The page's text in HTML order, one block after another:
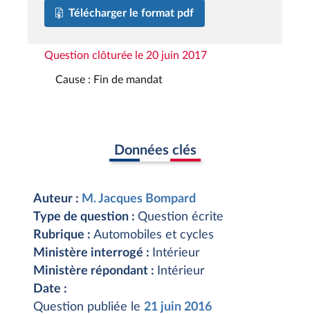
Télécharger le format pdf
Question clôturée le 20 juin 2017
Cause : Fin de mandat
Données clés
Auteur : M. Jacques Bompard
Type de question : Question écrite
Rubrique : Automobiles et cycles
Ministère interrogé :
Intérieur
Ministère répondant :
Intérieur
Date :
Question publiée le 21 juin 2016